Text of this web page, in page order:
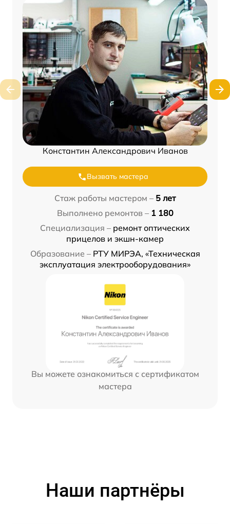
Константин Александрович Иванов
Вызвать мастера
Стаж работы мастером – 5 лет
Выполнено ремонтов – 1 180
Специализация – ремонт оптических
прицелов и экшн-камер
Образование – РТУ МИРЭА, «Техническая
эксплуатация электрооборудования»
Вы можете ознакомиться с сертификатом
мастера
Наши партнёры